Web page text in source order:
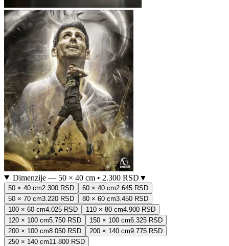
Dimenzije — 50 × 40 cm• 2.300 RSD ▼
50 × 40 cm2.300 RSD 60 × 40 cm2.645 RSD
50 × 70 cm3.220 RSD 80 × 60 cm3.450 RSD
100 × 60 cm4.025 RSD 110 × 80 cm4.900 RSD
120 × 100 cm5.750 RSD 150 × 100 cm6.325 RSD
200 × 100 cm8.050 RSD 200 × 140 cm9.775 RSD
250 × 140 cm11.800 RSD